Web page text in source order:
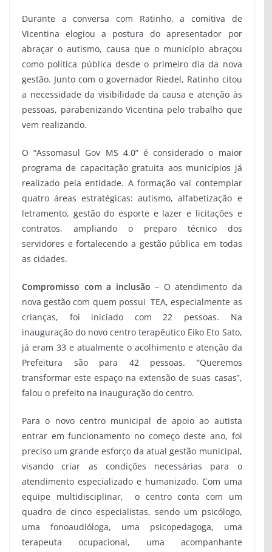
Durante a conversa com Ratinho, a comitiva de
Vicentina elogiou a postura do apresentador por
abraçar o autismo, causa que o município abraçou
como política pública desde o primeiro dia da nova
gestão. Junto com o governador Riedel, Ratinho citou
a necessidade da visibilidade da causa e atenção às
pessoas, parabenizando Vicentina pelo trabalho que
vem realizando.
O “Assomasul Gov MS 4.0” é considerado o maior
programa de capacitação gratuita aos municípios já
realizado pela entidade. A formação vai contemplar
quatro áreas estratégicas: autismo, alfabetização e
letramento, gestão do esporte e lazer e licitações e
contratos, ampliando o preparo técnico dos
servidores e fortalecendo a gestão pública em todas
as cidades.
Compromisso com a inclusão – O atendimento da
nova gestão com quem possui TEA, especialmente as
crianças, foi iniciado com 22 pessoas. Na
inauguração do novo centro terapêutico Eiko Eto Sato,
já eram 33 e atualmente o acolhimento e atenção da
Prefeitura são para 42 pessoas. “Queremos
transformar este espaço na extensão de suas casas”,
falou o prefeito na inauguração do centro.
Para o novo centro municipal de apoio ao autista
entrar em funcionamento no começo deste ano, foi
preciso um grande esforço da atual gestão municipal,
visando criar as condições necessárias para o
atendimento especializado e humanizado. Com uma
equipe multidisciplinar, o centro conta com um
quadro de cinco especialistas, sendo um psicólogo,
uma fonoaudióloga, uma psicopedagoga, uma
terapeuta ocupacional, uma acompanhante